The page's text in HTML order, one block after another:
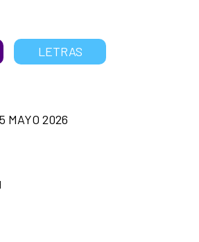
LETRAS
MAYO 2026